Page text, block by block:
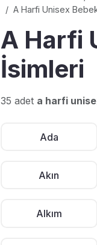
A Harfi Unisex
A Harfi
İsimleri
35 adet a harfi
Ada
Akın
Alkım